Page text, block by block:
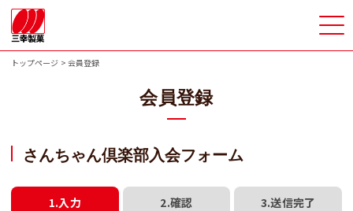
トップページ 会員登録
会員登録
さんちゃん倶楽部入会フォーム
1.入力 2.確認 3.送信完了